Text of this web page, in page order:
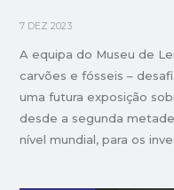
7 DEZ 2023
A equipa do Museu de
carvões e fósseis –
uma futura exposição
desde a segunda
nível mundial, para os